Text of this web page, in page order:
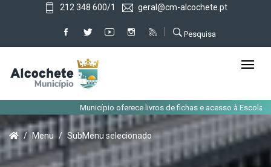
212 348 600/1 geral@cm-alcochete.pt
Pesquisa
Município oferece livros de fichas e acesso à Escola
Menu SubMenu selecionado